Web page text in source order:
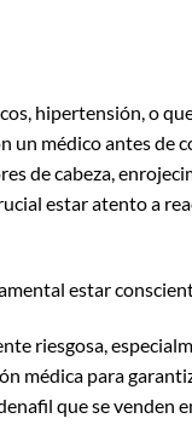
hipertensión, o
un médico antes de
de cabeza,
estar atento a
estar
riesgosa,
médica para
que se venden